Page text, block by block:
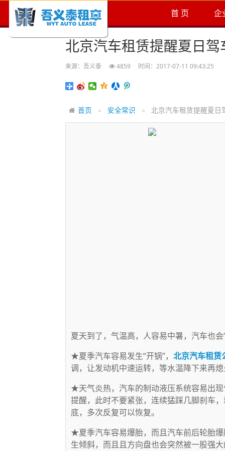
首 页 企
北京汽车租赁提醒夏日驾
来源：吾义泰 4859 时间：2017-07-11 09:43:25
首页 安全常识 北京汽车租赁提醒夏日
夏天到了，气温高，人容易中暑，汽车也
★夏季汽车容易发生“开锅”， 北京汽车租赁
调，让发动机中速运转，等水温降下来再
★天气炎热，汽车的制动液压系统容易出
提醒，此时不要紧张，连续猛踩几脚刹车
底，多次反复可以恢复。
★夏季汽车容易爆胎，而且汽车前后轮胎
生倾斜，而且且方向盘也会突然被一股强